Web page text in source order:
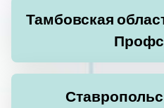
Тамбовская